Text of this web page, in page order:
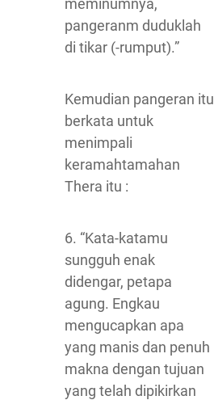
meminumnya,
pangeranm duduklah
di tikar (-rumput).”
Kemudian pangeran itu
berkata untuk
menimpali
keramahtamahan
Thera itu :
6. “Kata-katamu
sungguh enak
didengar, petapa
agung. Engkau
mengucapkan apa
yang manis dan penuh
makna dengan tujuan
yang telah dipikirkan